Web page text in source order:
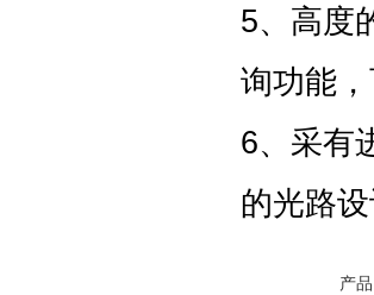
5、高度
询功能
6、采有
的光路
产